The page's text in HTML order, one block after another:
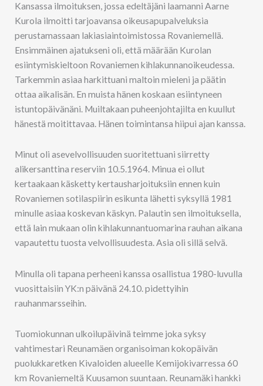
Kansassa ilmoituksen, jossa edeltäjäni laamanni Aarne
Kurola ilmoitti tarjoavansa oikeusapupalveluksia
perustamassaan lakiasiaintoimistossa Rovaniemellä.
Ensimmäinen ajatukseni oli, että määrään Kurolan
esiintymiskieltoon Rovaniemen kihlakunnanoikeudessa.
Tarkemmin asiaa harkittuani maltoin mieleni ja päätin
ottaa aikalisän. En muista hänen koskaan esiintyneen
istuntopäivänäni. Muiltakaan puheenjohtajilta en kuullut
hänestä moitittavaa. Hänen toimintansa hiipui ajan kanssa.
Minut oli asevelvollisuuden suoritettuani siirretty
alikersanttina reserviin 10.5.1964. Minua ei ollut
kertaakaan käsketty kertausharjoituksiin ennen kuin
Rovaniemen sotilaspiirin esikunta lähetti syksyllä 1981
minulle asiaa koskevan käskyn. Palautin sen ilmoituksella,
että lain mukaan olin kihlakunnantuomarina rauhan aikana
vapautettu tuosta velvollisuudesta. Asia oli sillä selvä.
Minulla oli tapana perheeni kanssa osallistua 1980-luvulla
vuosittaisiin YK:n päivänä 24.10. pidettyihin
rauhanmarsseihin.
Tuomiokunnan ulkoilupäivinä teimme joka syksy
vahtimestari Reunamäen organisoiman kokopäivän
puolukkaretken Kivaloiden alueelle Kemijokivarressa 60
km Rovaniemeltä Kuusamon suuntaan. Reunamäki hankki